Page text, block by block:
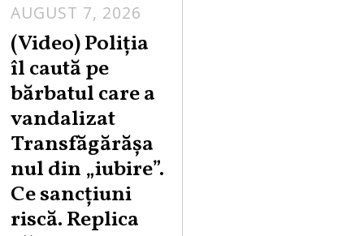
AUGUST 7, 2026
U
G
S
7
,
(Video) Poliția
îl caută pe
bărbatul care a
vandalizat
Transfăgărășa
nul din „iubire”.
Ce sancțiuni
riscă. Replica